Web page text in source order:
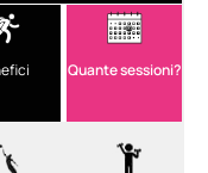
Quante sessioni?